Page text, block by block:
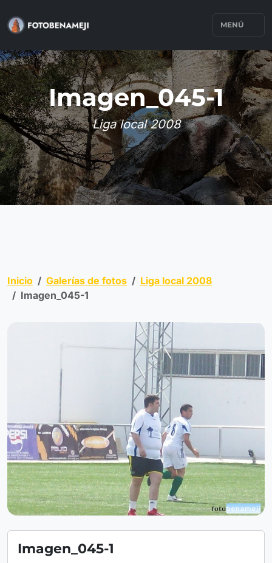
MENÚ
Imagen_045-1
Liga local 2008
Inicio Galerías de fotos
Liga local 2008
Imagen_045-1
Imagen_045-1